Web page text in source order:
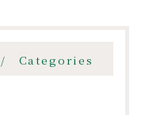
Categories